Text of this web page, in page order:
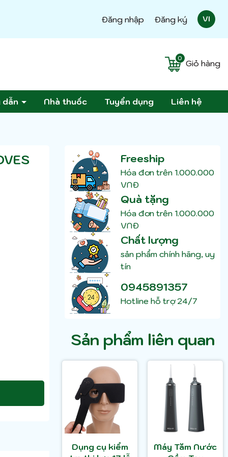
Đăng nhập Đăng ký VI
Giỏ hàng
0
dẫn Nhà thuốc Tuyển dụng Liên hệ
Freeship
Hóa đơn trên 1.000.000
VNĐ
Quà tặng
Hóa đơn trên 1.000.000
VNĐ
Chất lượng
sản phẩm chính hãng, uy
tín
0945891357
Hotline hỗ trợ 24/7
Sản phẩm liên quan
Dụng cụ kiểm
Máy Tăm Nước